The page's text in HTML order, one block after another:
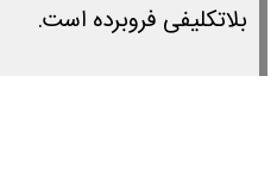
بلاتکلیفی فروبرده است.